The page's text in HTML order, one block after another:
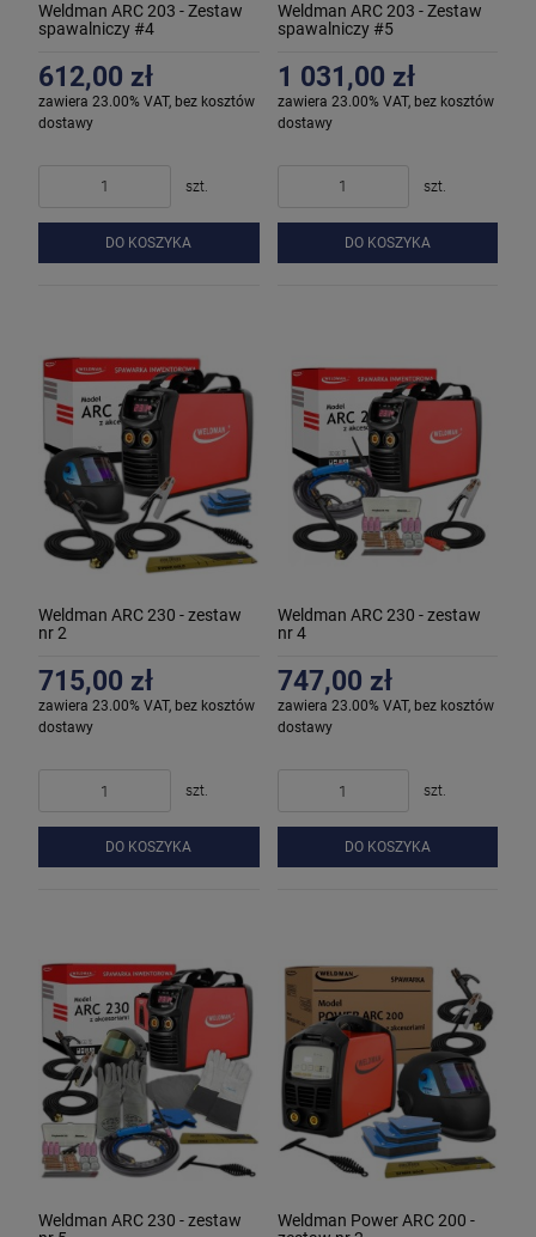
Weldman ARC 203 - Zestaw
spawalniczy #4
612,00 zł
zawiera 23.00% VAT, bez kosztów
dostawy
szt.
DO KOSZYKA
Weldman ARC 203 - Zestaw
spawalniczy #5
1 031,00 zł
zawiera 23.00% VAT, bez kosztów
dostawy
szt.
DO KOSZYKA
Weldman ARC 230 - zestaw
nr 2
715,00 zł
zawiera 23.00% VAT, bez kosztów
dostawy
szt.
DO KOSZYKA
Weldman ARC 230 - zestaw
nr 4
747,00 zł
zawiera 23.00% VAT, bez kosztów
dostawy
szt.
DO KOSZYKA
Weldman ARC 230 - zestaw
Weldman Power ARC 200 -